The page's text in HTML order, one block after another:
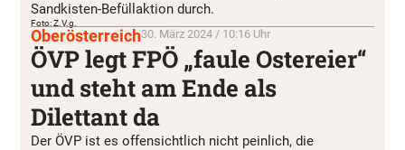
Sandkisten-Befüllaktion durch.
Foto: Z.V.g.
Oberösterreich30. März 2024 / 10:16 Uhr
ÖVP legt FPÖ „faule Ostereier“
und steht am Ende als
Dilettant da
Der ÖVP ist es offensichtlich nicht peinlich, die